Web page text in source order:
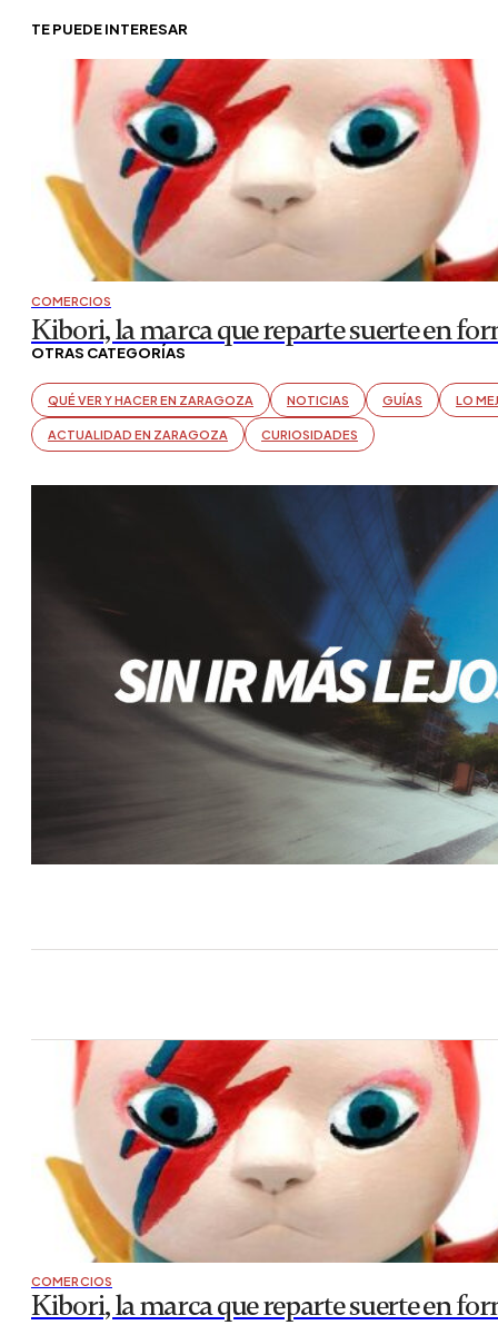
TE PUEDE INTERESAR
COMERCIOS
Kibori, la marca que reparte suerte en
OTRAS CATEGORÍAS
QUÉ VER Y HACER EN ZARAGOZA NOTICIAS GUÍAS LO
ACTUALIDAD EN ZARAGOZA CURIOSIDADES
COMERCIOS
Kibori, la marca que reparte suerte en